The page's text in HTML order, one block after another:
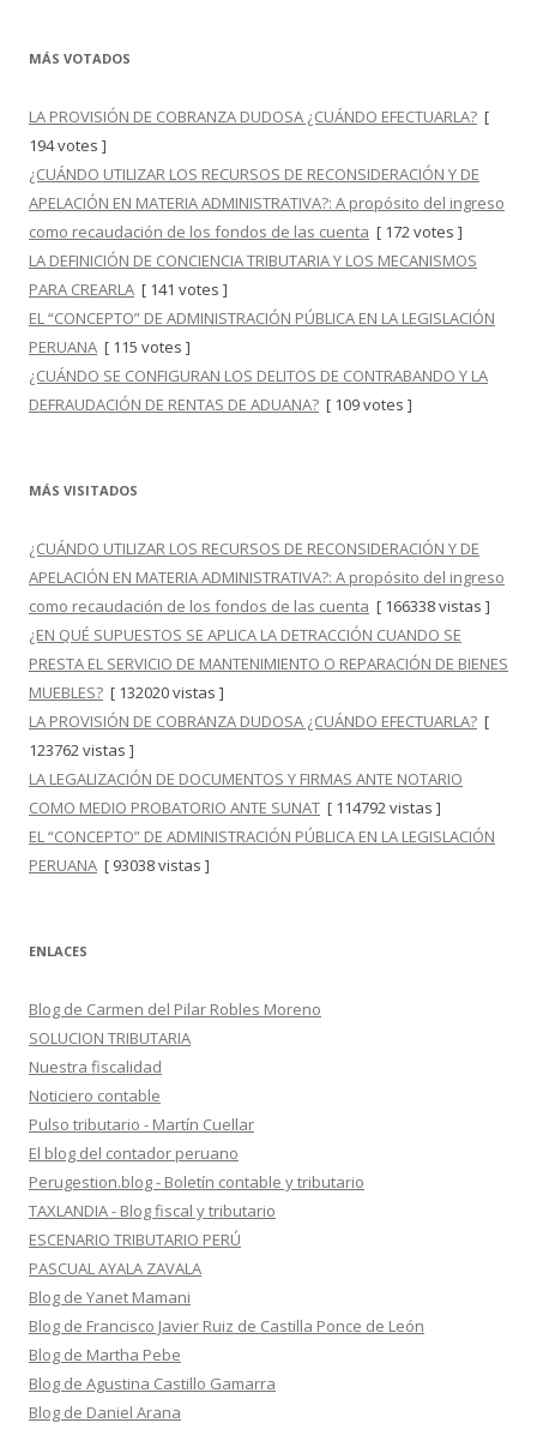
MÁS VOTADOS
LA PROVISIÓN DE COBRANZA DUDOSA ¿CUÁNDO EFECTUARLA? [
194 votes ]
¿CUÁNDO UTILIZAR LOS RECURSOS DE RECONSIDERACIÓN Y DE
APELACIÓN EN MATERIA ADMINISTRATIVA?: A propósito del ingreso
como recaudación de los fondos de las cuenta [ 172 votes ]
LA DEFINICIÓN DE CONCIENCIA TRIBUTARIA Y LOS MECANISMOS
PARA CREARLA [ 141 votes ]
EL “CONCEPTO” DE ADMINISTRACIÓN PÚBLICA EN LA LEGISLACIÓN
PERUANA [ 115 votes ]
¿CUÁNDO SE CONFIGURAN LOS DELITOS DE CONTRABANDO Y LA
DEFRAUDACIÓN DE RENTAS DE ADUANA? [ 109 votes ]
MÁS VISITADOS
¿CUÁNDO UTILIZAR LOS RECURSOS DE RECONSIDERACIÓN Y DE
APELACIÓN EN MATERIA ADMINISTRATIVA?: A propósito del ingreso
como recaudación de los fondos de las cuenta [ 166338 vistas ]
¿EN QUÉ SUPUESTOS SE APLICA LA DETRACCIÓN CUANDO SE
PRESTA EL SERVICIO DE MANTENIMIENTO O REPARACIÓN DE BIENES
MUEBLES? [ 132020 vistas ]
LA PROVISIÓN DE COBRANZA DUDOSA ¿CUÁNDO EFECTUARLA? [
123762 vistas ]
LA LEGALIZACIÓN DE DOCUMENTOS Y FIRMAS ANTE NOTARIO
COMO MEDIO PROBATORIO ANTE SUNAT [ 114792 vistas ]
EL “CONCEPTO” DE ADMINISTRACIÓN PÚBLICA EN LA LEGISLACIÓN
PERUANA [ 93038 vistas ]
ENLACES
Blog de Carmen del Pilar Robles Moreno
SOLUCION TRIBUTARIA
Nuestra fiscalidad
Noticiero contable
Pulso tributario - Martín Cuellar
El blog del contador peruano
Perugestion.blog - Boletín contable y tributario
TAXLANDIA - Blog fiscal y tributario
ESCENARIO TRIBUTARIO PERÚ
PASCUAL AYALA ZAVALA
Blog de Yanet Mamani
Blog de Francisco Javier Ruiz de Castilla Ponce de León
Blog de Martha Pebe
Blog de Agustina Castillo Gamarra
Blog de Daniel Arana